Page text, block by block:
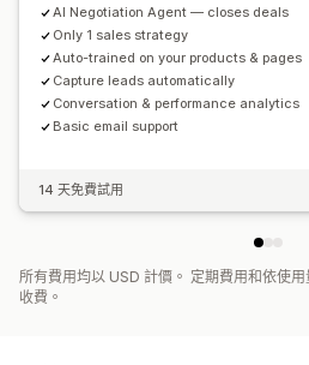
AI Negotiation Agent — closes deals
Only 1 sales strategy
Auto-trained on your products & pages
Capture leads automatically
Conversation & performance analytics
Basic email support
14 天免費試用
所有費用均以 USD 計價。 定期費用和依使
收費。